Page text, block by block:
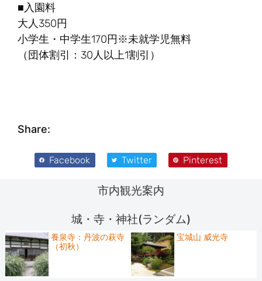
■入園料
大人350円
小学生・中学生170円※未就学児無料
（団体割引：30人以上1割引）
Share:
Facebook Twitter Pinterest
市内観光案内
城・寺・神社(ランダム)
養泉寺：丹波の萩寺
（初秋）
宝城山 威光寺